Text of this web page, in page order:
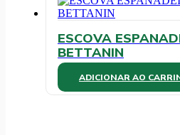
ESCOVA
BETTANIN
ADICIONAR AO